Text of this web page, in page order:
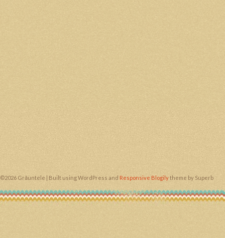
©2026 Grăuntele | Built using WordPress and Responsive Blogilytheme by Superb